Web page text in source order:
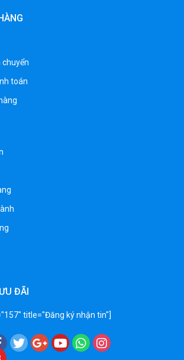
520.000 ₫
750.000 ₫
Xe máy điện trẻ em vecpa XW02
1.250.000 ₫
1.250.000 ₫
950.000 ₫
1.250.000 ₫
toán
ĐÃI
title="Đăng ký nhận tin"]